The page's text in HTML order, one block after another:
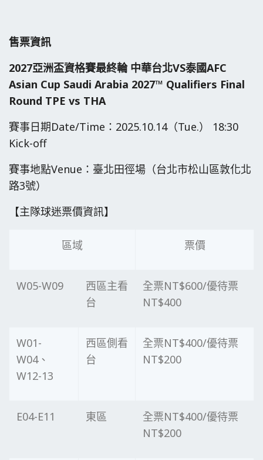
售票資訊
2027亞洲盃資格賽最終輪 中華台北VS泰國AFC
Asian Cup Saudi Arabia 2027™ Qualifiers Final
Round TPE vs THA
賽事日期Date/Time：2025.10.14（Tue.） 18:30
Kick-off
賽事地點Venue：臺北田徑場（台北市松山區敦化北
路3號）
【主隊球迷票價資訊】
區域 票價
W05-W09
西區主看
台
全票NT$600/優待票
NT$400
W01-
W04、
W12-13
西區側看
台
全票NT$400/優待票
NT$200
E04-E11 東區
全票NT$400/優待票
NT$200